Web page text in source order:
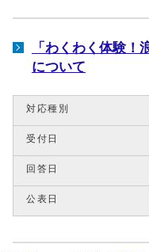
「わくわく体験
について
対応種別
受付日
回答日
公表日